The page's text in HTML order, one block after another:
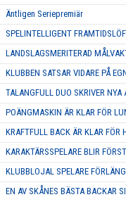
Äntligen Seriepremiär
SPELINTELLIGENT
LANDSLAGSMERITERAD
KLUBBEN SATSAR VIDARE PÅ
TALANGFULL DUO SKRIVER NYA
POÄNGMASKIN ÄR KLAR FÖR
KRAFTFULL BACK ÄR KLAR FÖR
KARAKTÄRSSPELARE BLIR
KLUBBLOJAL SPELARE
EN AV SKÅNES BÄSTA BACKAR